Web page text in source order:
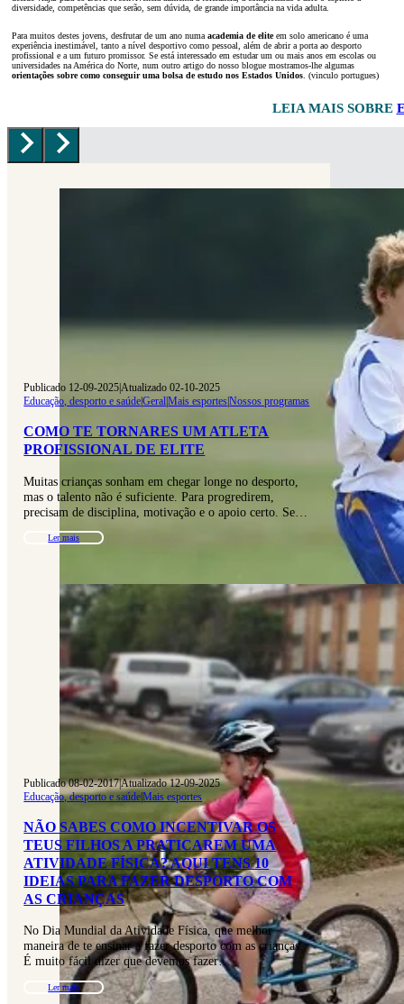
diversidade, competências que serão, sem dúvida, de grande importância na vida adulta.
Para muitos destes jovens, desfrutar de um ano numa academia de eliteem solo americano é uma
experiência inestimável, tanto a nível desportivo como pessoal, além de abrir a porta ao desporto
profissional e a um futuro promissor. Se está interessado em estudar um ou mais anos em escolas ou
universidades na América do Norte, num outro artigo do nosso blogue mostramos-lhe algumas
orientações sobre como conseguir uma bolsa de estudo nos Estados Unidos . (vinculo portugues)
LEIA MAIS SOBRE
Publicado 12-09-2025|Atualizado 02-10-2025
Educação, desporto e saúde|Geral|Mais esportes|Nossos programas
COMO TE TORNARES UM ATLETA
PROFISSIONAL DE ELITE
Muitas crianças sonham em chegar longe no desporto,
mas o talento não é suficiente. Para progredirem,
precisam de disciplina, motivação e o apoio certo. Se…
Ler mais
Publicado 08-02-2017|Atualizado 12-09-2025
Educação, desporto e saúde|Mais esportes
NÃO SABES COMO INCENTIVAR OS
TEUS FILHOS A PRATICAREM UMA
ATIVIDADE FÍSICA? AQUI TENS 10
IDEIAS PARA FAZER DESPORTO COM
AS CRIANÇAS
No Dia Mundial da Atividade Física, que melhor
maneira de te ensinar a fazer desporto com as crianças.
É muito fácil dizer que devemos fazer…
Ler mais